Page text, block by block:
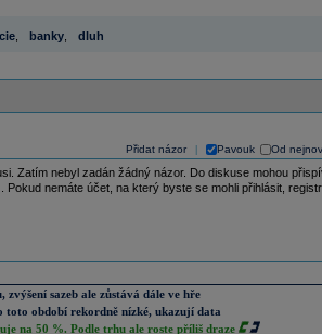
, banky, dluh
Přidat názor Pavouk Od
Zatím nebyl zadán žádný názor. Do diskuse mohou
Pokud nemáte účet, na který byste se mohli přihlásit,
sazeb ale zůstává dále ve hře
toto období rekordně nízké, ukazují data
na 50 %. Podle trhu ale roste příliš draze